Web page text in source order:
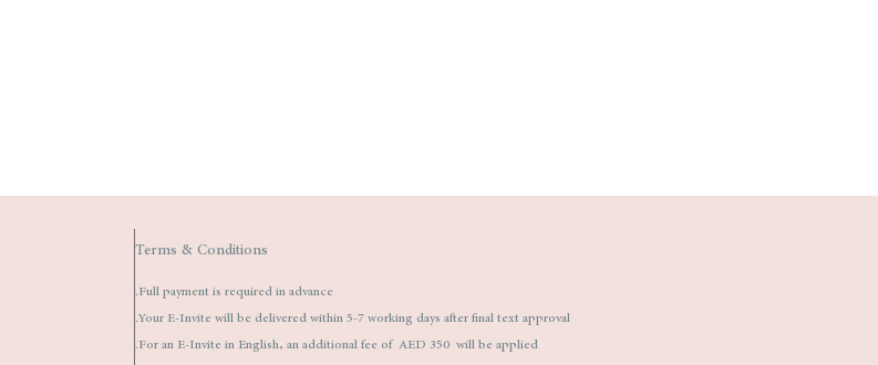
Terms & Conditions
Full payment is required in advance.
Your E-Invite will be delivered within 5-7 working days after final text approval.
For an E-Invite in English, an additional fee of AED 350 will be applied.